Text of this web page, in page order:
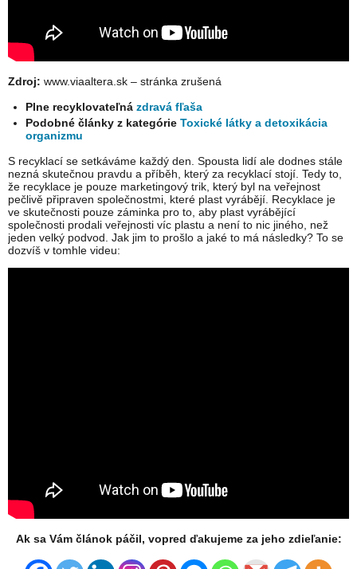
Zdroj: www.viaaltera.sk – stránka zrušená
Plne recyklovateľnázdravá fľaša
Podobné články z kategórieToxické látky a detoxikácia
organizmu
S recyklací se setkáváme každý den. Spousta lidí ale dodnes stále
nezná skutečnou pravdu a příběh, který za recyklací stojí. Tedy to,
že recyklace je pouze marketingový trik, který byl na veřejnost
pečlivě připraven společnostmi, které plast vyrábějí. Recyklace je
ve skutečnosti pouze záminka pro to, aby plast vyrábějící
společnosti prodali veřejnosti víc plastu a není to nic jiného, než
jeden velký podvod. Jak jim to prošlo a jaké to má následky? To se
dozvíš v tomhle videu:
Ak sa Vám článok páčil, vopred ďakujeme za jeho zdieľanie: